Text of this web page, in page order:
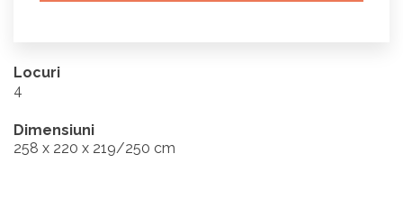
Locuri
4
Dimensiuni
258 x 220 x 219/250 cm